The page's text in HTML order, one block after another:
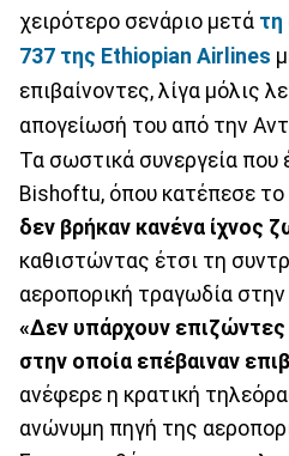
χειρότερο σενάριο μετά τη
737 της Ethiopian Airlines
επιβαίνοντες, λίγα μόλις
απογείωσή του από την
Τα σωστικά συνεργεία
Bishoftu, όπου κατέπεσε το
δεν βρήκαν κανένα ίχνος
καθιστώντας έτσι τη
αεροπορική τραγωδία
«Δεν υπάρχουν
στην οποία επέβαιναν
ανέφερε η κρατική
ανώνυμη πηγή της